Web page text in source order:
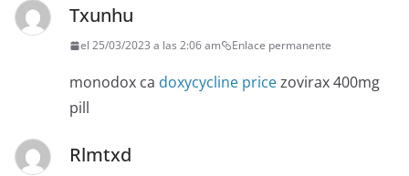
Txunhu
el 25/03/2023 a las 2:06 am Enlace permanente
monodox ca doxycycline pricezovirax 400mg
pill
Rlmtxd